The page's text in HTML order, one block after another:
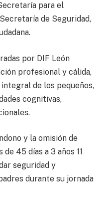
para el
de Seguridad,
por DIF León
profesional y cálida,
de los pequeños,
cognitivas,
y la omisión de
45 días a 3 años 11
seguridad y
durante su jornada